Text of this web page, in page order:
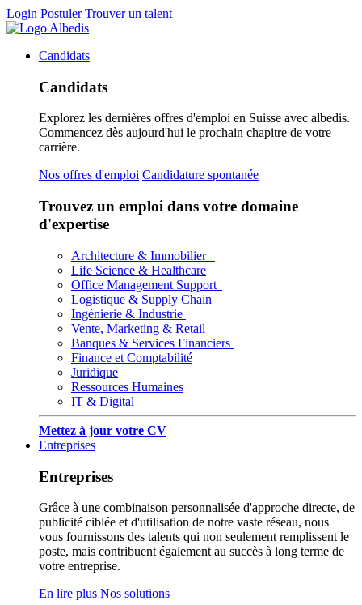
Login Postuler Trouver un talent
Candidats
Candidats
Explorez les dernières offres d'emploi en Suisse avec albedis.
Commencez dès aujourd'hui le prochain chapitre de votre
carrière.
Nos offres d'emploi Candidature spontanée
Trouvez un emploi dans votre domaine
d'expertise
Architecture & Immobilier
Life Science & Healthcare
Office Management Support
Logistique & Supply Chain
Ingénierie & Industrie
Vente, Marketing & Retail
Banques & Services Financiers
Finance et Comptabilité
Juridique
Ressources Humaines
IT & Digital
Mettez à jour votre CV
Entreprises
Entreprises
Grâce à une combinaison personnalisée d'approche directe, de
publicité ciblée et d'utilisation de notre vaste réseau, nous
vous fournissons des talents qui non seulement remplissent le
poste, mais contribuent également au succès à long terme de
votre entreprise.
En lire plus Nos solutions